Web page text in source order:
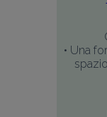
• Una